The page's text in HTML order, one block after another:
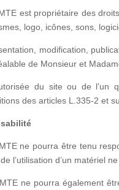
est propriétaire des
logo, icônes, sons,
modification,
de Monsieur et
du site ou de l’un
des articles L.335-2 et
ne pourra être tenu
l’utilisation d’un matériel
ne pourra également